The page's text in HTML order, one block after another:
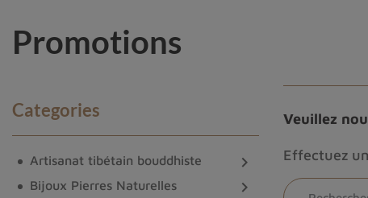
Promotions
Categories
Artisanat tibétain bouddhiste 
Bijoux Pierres Naturelles 
Veuillez
Effectuez